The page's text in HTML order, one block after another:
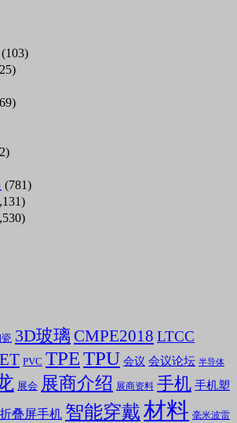
(103)
(781)
3D玻璃 CMPE2018 LTCC
PVC TPETPU 会议 会议论坛 半导体
展会 展商介绍 展商资料 手机 手机塑
折叠屏手机 智能穿戴材料 毫米波雷